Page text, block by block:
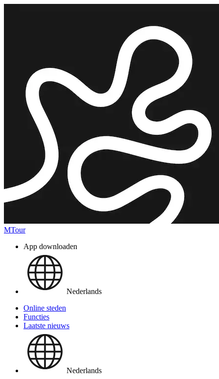
MTour
App downloaden
Nederlands
Online steden
Functies
Laatste nieuws
Nederlands